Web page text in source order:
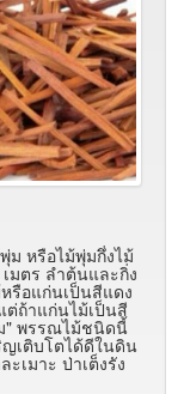
ม หรือไม้พุ่มกึ่งไม้
มตร ลำต้นและกิ่ง
รือแก่นเป็นสีแดง
ต่ถ้าแก่นไม้เป็นสี
" พรรณไม้ชนิดนี้
ญเติบโตได้ดีในดิน
เมาะ ป่าเต็งรัง